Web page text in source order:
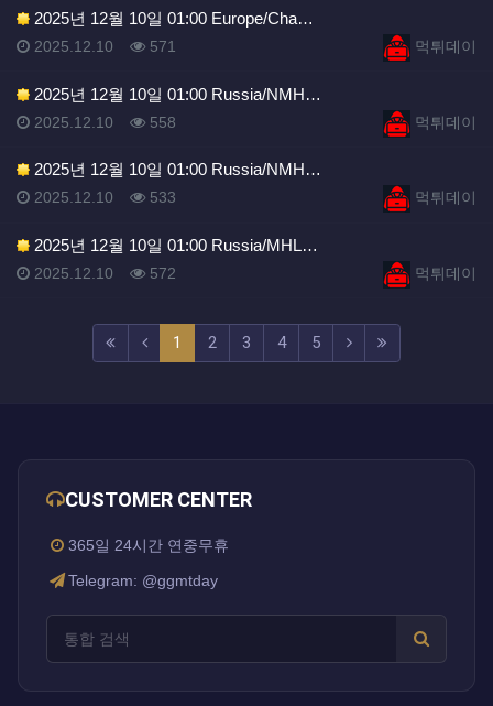
2025년 12월 10일 01:00 Europe/Cha…
등록자먹튀데이
등록일
2025.12.10 조회
571
2025년 12월 10일 01:00 Russia/NMH…
등록자먹튀데이
등록일
2025.12.10 조회
558
2025년 12월 10일 01:00 Russia/NMH…
등록자먹튀데이
등록일
2025.12.10 조회
533
2025년 12월 10일 01:00 Russia/MHL…
등록자먹튀데이
등록일
2025.12.10 조회
572
1 (current)
2 3 4 5 (next)
CUSTOMER CENTER
365일 24시간 연중무휴
Telegram: @ggmtday